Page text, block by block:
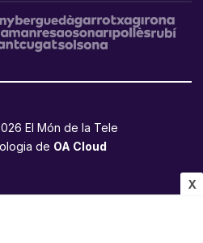
X
El Món de la Tele
de OA Cloud